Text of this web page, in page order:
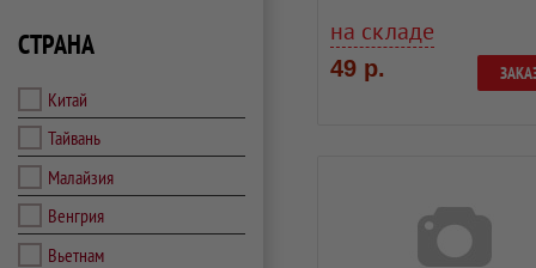
СТРАНА
Китай
Тайвань
Малайзия
Венгрия
Вьетнам
на складе
49 р.